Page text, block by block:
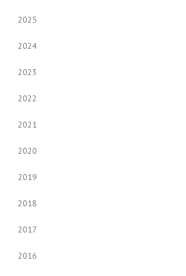
2025
2024
2023
2022
2021
2020
2019
2018
2017
2016